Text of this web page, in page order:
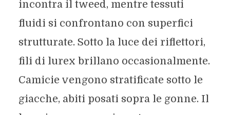
incontra il tweed, mentre tessuti
fluidi si confrontano con superfici
strutturate. Sotto la luce dei riflettori,
fili di lurex brillano occasionalmente.
Camicie vengono stratificate sotto le
giacche, abiti posati sopra le gonne. Il